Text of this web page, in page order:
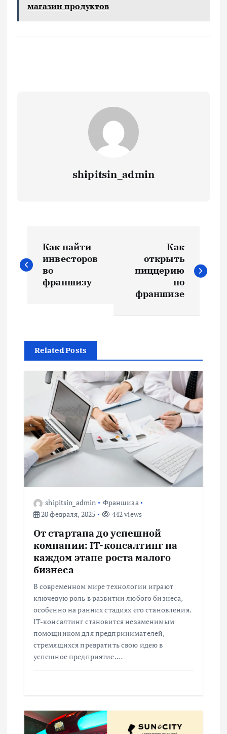
магазин продуктов
shipitsin_admin
а
г
а
и
я
п
о
Как найти
инвесторов
во
франшизу
Как
открыть
пиццерию
по
франшизе
Related Posts
shipitsin_admin
Франшиза
20 февраля, 2025
442 views
От стартапа до успешной
компании: IT-консалтинг на
каждом этапе роста малого
бизнеса
В современном мире технологии играют
ключевую роль в развитии любого бизнеса,
особенно на ранних стадиях его становления.
IT-консалтинг становится незаменимым
помощником для предпринимателей,
стремящихся превратить свою идею в
успешное предприятие.…